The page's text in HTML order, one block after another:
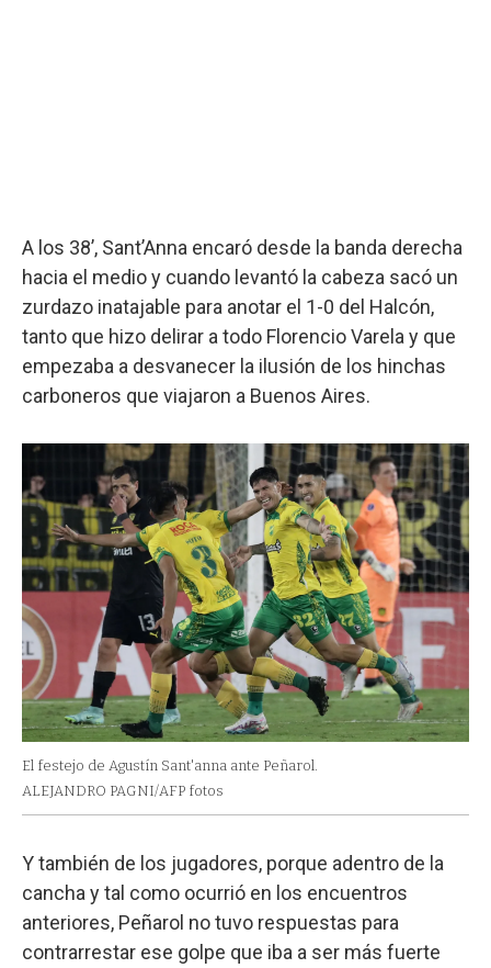
A los 38’, Sant’Anna encaró desde la banda derecha
hacia el medio y cuando levantó la cabeza sacó un
zurdazo inatajable para anotar el 1-0 del Halcón,
tanto que hizo delirar a todo Florencio Varela y que
empezaba a desvanecer la ilusión de los hinchas
carboneros que viajaron a Buenos Aires.
El festejo de Agustín Sant'anna ante Peñarol.
ALEJANDRO PAGNI/AFP fotos
Y también de los jugadores, porque adentro de la
cancha y tal como ocurrió en los encuentros
anteriores, Peñarol no tuvo respuestas para
contrarrestar ese golpe que iba a ser más fuerte